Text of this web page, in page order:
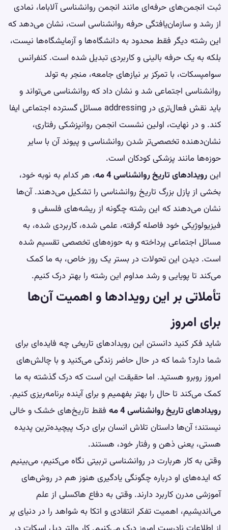
ثبت انجمن‌های حرفه‌ای مانند انجمن روانشناسی آلاباما، نمادی
از رشد و سازمان‌یافتگی حرفه روانشناسی است، نشان می‌دهد که
این رشته دیگر فقط محدود به دانشگاه‌ها و آزمایشگاه‌ها نیست،
بلکه به یک حرفه بالینی و کاربردی تبدیل شده است. کنفرانس
سوامپسکات، با تمرکز بر نیازهای جامعه، منجر به تولد
روانشناسی اجتماعی شد و نشان داد که روانشناسی می‌تواند و
باید نقش فعال‌تری در addressing مسائل گسترده اجتماعی ایفا
کند. و در نهایت، اولین نشست انجمن روانپزشکی رفتاری،
نشان‌دهنده تخصصی‌تر شدن روانشناسی و پیوند آن با سایر
حوزه‌ها مانند پزشکی کودکان است.
اینرویدادهای تاریخ روانشناسی 4 مه
، هر کدام به نوبه خود،
بخشی از پازل بزرگ تاریخ روانشناسی را تشکیل می‌دهند. آن‌ها
نشان می‌دهند که این رشته چگونه از ریشه‌های فلسفی و
فیزیولوژیکی خود فاصله گرفته، علمی شده، کاربردی شده، به
مسائل اجتماعی پرداخته و به حوزه‌های تخصصی تقسیم شده
است. دیدن این تحولات در بستر یک روز خاص، به ما کمک
می‌کند تا پویایی و رشد مداوم این رشته را بهتر درک کنیم.
تأملاتی بر این رویدادها و اهمیت آن‌ها
برای امروز
شاید فکر کنید دانستن این رویدادهای تاریخی چه فایده‌ای برای
شما دارد؟ شما که در حال حاضر زندگی می‌کنید و با چالش‌های
امروز روبرو هستید. اما حقیقت این است که درک گذشته به ما
کمک می‌کند تا حال را بهتر بفهمیم و برای آینده برنامه‌ریزی کنیم.
رویدادهای تاریخ روانشناسی 4 مه
فقط تاریخ‌های خشک و خالی
نیستند؛ آن‌ها داستان تلاش انسان برای درک پیچیده‌ترین پدیده
هستی، یعنی ذهن و رفتار خود، هستند.
وقتی به کار هربارت در روانشناسی تربیتی نگاه می‌کنیم، می‌بینیم
که ایده‌های او درباره چگونگی یادگیری هنوز هم در روش‌های
آموزشی مدرن کاربرد دارند. وقتی به دفاع هاکسلی از علم
می‌اندیشیم، اهمیت تفکر انتقادی و اتکا به شواهد را در دنیای پر